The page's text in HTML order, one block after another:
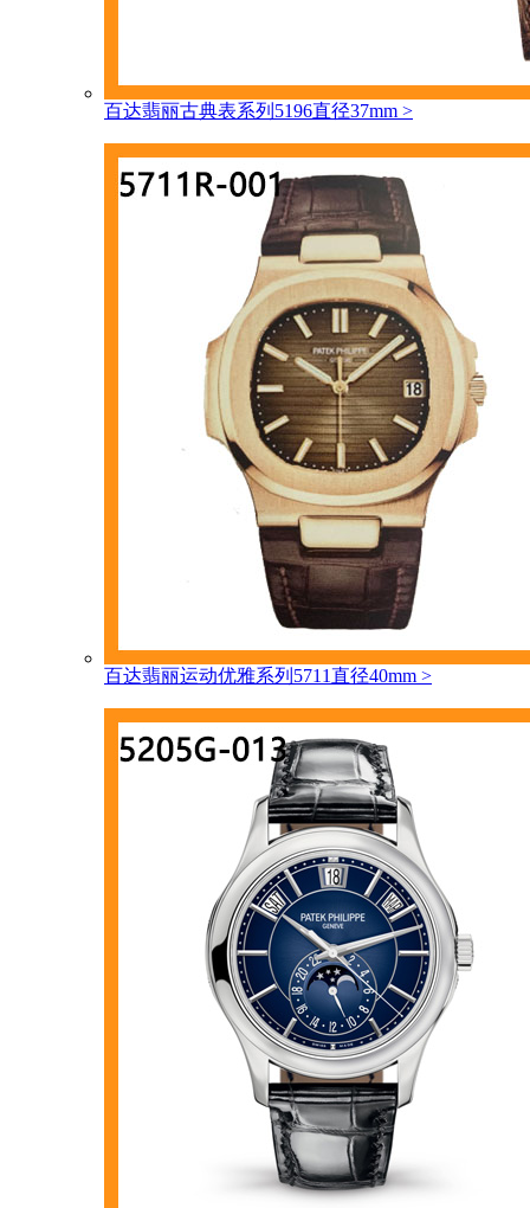
百达翡丽古典表系列5196直径37mm >
百达翡丽运动优雅系列5711直径40mm >